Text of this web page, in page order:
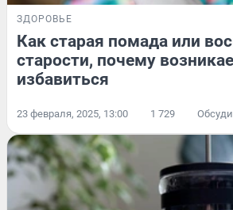
ЗДОРОВЬЕ
Как старая помада или
старости, почему
избавиться
23 февраля, 2025, 13:00 1 729